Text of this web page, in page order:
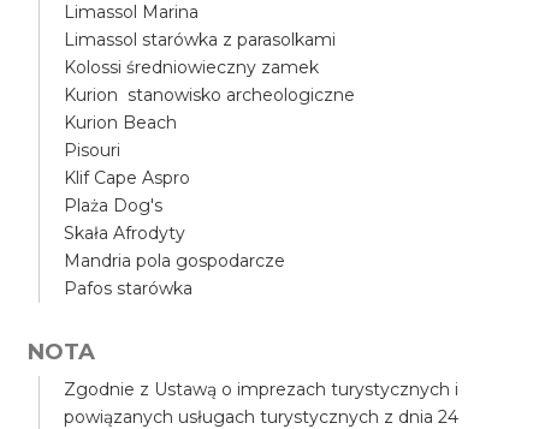
Limassol Marina
Limassol starówka z parasolkami
Kolossi średniowieczny zamek
Kurion stanowisko archeologiczne
Kurion Beach
Pisouri
Klif Cape Aspro
Plaża Dog's
Skała Afrodyty
Mandria pola gospodarcze
Pafos starówka
NOTA
Zgodnie z Ustawą o imprezach turystycznych i
powiązanych usługach turystycznych z dnia 24